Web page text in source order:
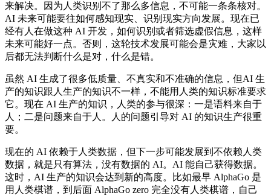
来解决。因为人类识别不了那么多信息，不可能一条条核对。
AI 未来可能要往如何感知现实、识别现实方向发展。现在已
经有人在做这种 AI 开发，如何识别或者筛选虚假信息，这样
未来可能好一点。否则，这轮技术发展可能会是灾难，大家以
后都无法判断什么是对，什么是错。
虽然 AI 生成了很多低质量、不真实和不准确的信息，但AI 生
产的知识跟人生产的知识不一样，不能用人类的知识标准要求
它。现在 AI 生产的知识，人类的参与很深：一是语料来自于
人；二是问题来自于人。人的问题引导对 AI 的知识生产很重
要。
现在的 AI 依赖于人类数据，但下一步可能发展到不依赖人类
数据，就是只有算法，没有数据的 AI。AI 能自己获得数据。
这时，AI 生产的知识会达到新的高度。比如最早 AlphaGo 是
用人类棋谱，到后面 AlphaGo zero 完全没有人类棋谱，自己